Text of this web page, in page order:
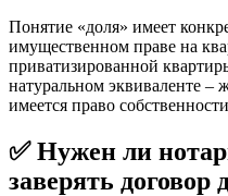
Понятие «доля» имеет
имущественном праве на
приватизированной
натуральном эквиваленте
имеется право
✅ Нужен ли
заверять договор